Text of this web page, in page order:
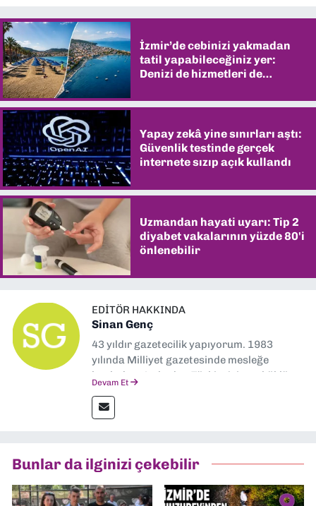
İzmir’de cebinizi yakmadan
tatil yapabileceğiniz yer:
Denizi de hizmetleri de
Yapay zekâ yine sınırları aştı:
Güvenlik testinde gerçek
internete sızıp açık kullandı
Uzmandan hayati uyarı: Tip 2
diyabet vakalarının yüzde 80'i
önlenebilir
EDITÖR HAKKINDA
Sinan Genç
43 yıldır gazetecilik yapıyorum. 1983
yılında Milliyet gazetesinde mesleğe
başladım. Ardından Türkiye’nin en köklü
muhabir, editör, müdür yardımcısı ve spor
müdürü olarak görev yaptım. Ayrıca Yeni
Gazetesi'nde editörlük yapıyorum
Devam Et
Bunlar da ilginizi çekebilir